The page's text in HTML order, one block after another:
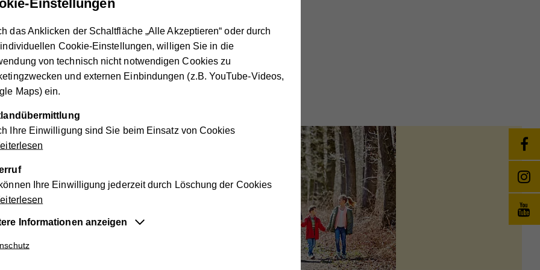
Klinisch-psychologische Diagnostik
für die Familie
Jugendliche & Erwachsene
Situation
in den Bereichen
Einstellungen
das Anklicken der Schaltfläche „Alle Akzeptieren“ oder durch
individuellen Cookie-Einstellungen, willigen Sie in die
von technisch nicht notwendigen Cookies zu
und externen Einbindungen (z.B. YouTube-Videos,
Maps) ein.
Ihre Einwilligung sind Sie beim Einsatz von Cookies
Ihre Einwilligung jederzeit durch Löschung der Cookies
Informationen anzeigen